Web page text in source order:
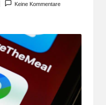
Keine Kommentare